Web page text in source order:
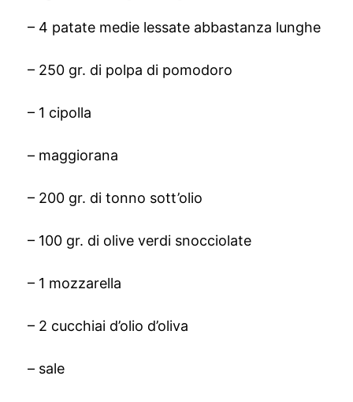
– 4 patate medie lessate abbastanza lunghe
– 250 gr. di polpa di pomodoro
– 1 cipolla
– maggiorana
– 200 gr. di tonno sott’olio
– 100 gr. di olive verdi snocciolate
– 1 mozzarella
– 2 cucchiai d’olio d’oliva
– sale